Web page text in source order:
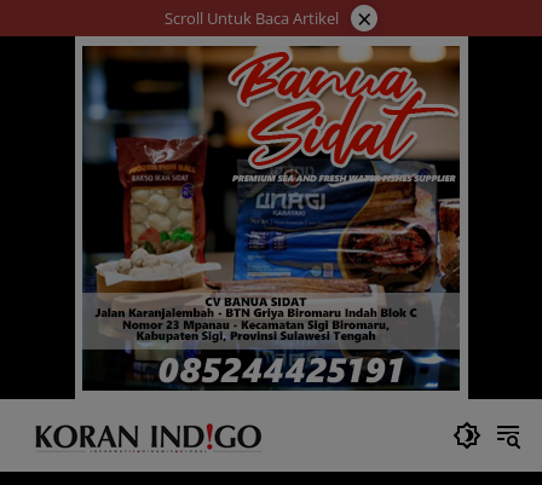
ke
Scroll Untuk Baca Artikel ×